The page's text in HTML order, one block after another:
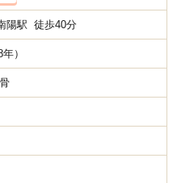
陽駅 徒歩40分
）